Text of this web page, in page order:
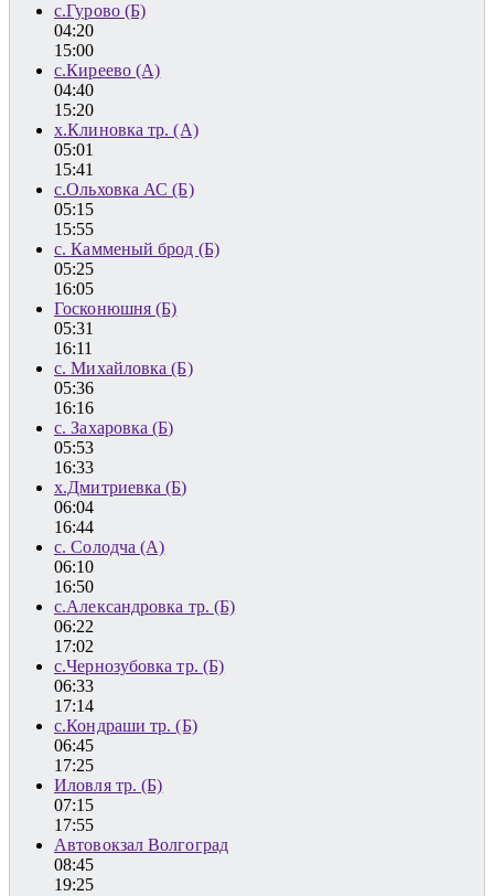
с.Гурово (Б)
04:20
15:00
с.Киреево (А)
04:40
15:20
х.Клиновка тр. (А)
05:01
15:41
с.Ольховка АС (Б)
05:15
15:55
с. Камменый брод (Б)
05:25
16:05
Госконюшня (Б)
05:31
16:11
с. Михайловка (Б)
05:36
16:16
с. Захаровка (Б)
05:53
16:33
х.Дмитриевка (Б)
06:04
16:44
с. Солодча (А)
06:10
16:50
с.Александровка тр. (Б)
06:22
17:02
с.Чернозубовка тр. (Б)
06:33
17:14
с.Кондраши тр. (Б)
06:45
17:25
Иловля тр. (Б)
07:15
17:55
Автовокзал Волгоград
08:45
19:25